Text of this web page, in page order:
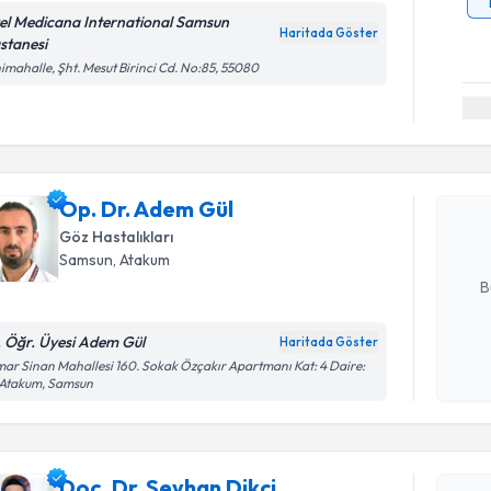
Medicana International Samsun
Haritada Göster
Şht. Mesut Birinci Cd. No:85, 55080
Op. Dr. Adem Gül
Göz Hastalıkları
Samsun, Atakum
Öğr. Üyesi Adem Gül Haritada Göster
Sinan Mahallesi 160. Sokak Özçakır Apartmanı Kat: 4 Daire:
Samsun
Op. Dr.
uzmandan